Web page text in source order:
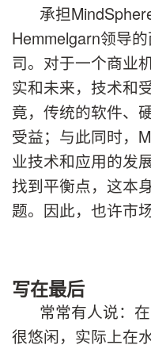
承担
Hemmelgarn领导
司。对于一个商业
实和未来，技术和
竟，传统的软件、
受益；与此同时，
业技术和应用的
找到平衡点，这本
题。因此，也许市
写在最后
常常有人说：
很悠闲，实际上在